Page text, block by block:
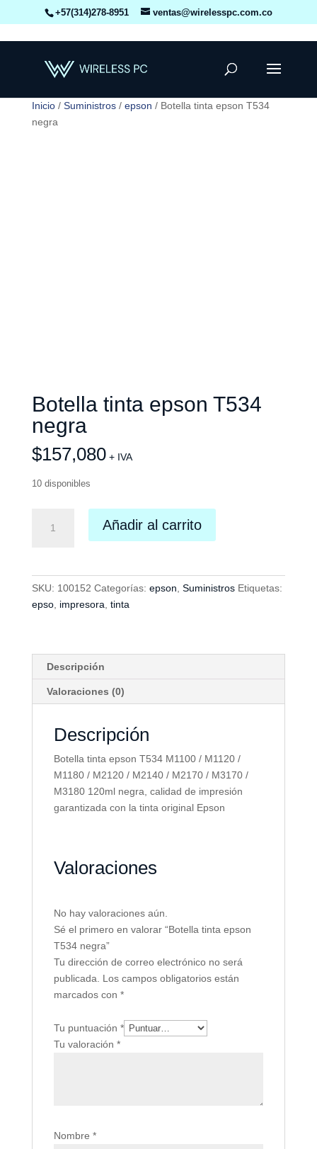
+57(314)278-8951 ventas@wirelesspc.com.co
Inicio/ Suministros/ epson / Botella tinta epson T534
negra
Botella tinta epson T534
negra
$157,080 + IVA
10 disponibles
Añadir al carrito
SKU: 100152 Categorías: epson, Suministros Etiquetas:
epso, impresora, tinta
Descripción
Valoraciones (0)
Descripción
Botella tinta epson T534 M1100 / M1120 /
M1180 / M2120 / M2140 / M2170 / M3170 /
M3180 120ml negra, calidad de impresión
garantizada con la tinta original Epson
Valoraciones
No hay valoraciones aún.
Sé el primero en valorar “Botella tinta epson
T534 negra”
Tu dirección de correo electrónico no será
publicada. Los campos obligatorios están
marcados con *
Tu puntuación *
Tu valoración *
Nombre *